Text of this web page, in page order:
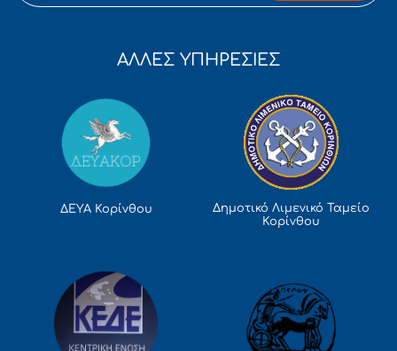
ΑΛΛΕΣ ΥΠΗΡΕΣΙΕΣ
ΔΕΥΑ Κορίνθου
Δημοτικό Λιμενικό Ταμείο
Κορίνθου